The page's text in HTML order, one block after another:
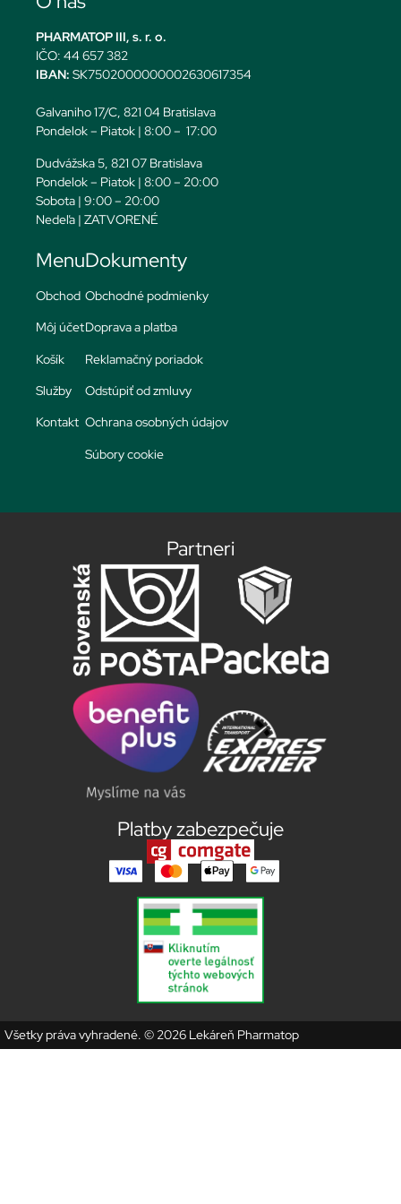
PHARMATOP III, s. r. o.
IČO: 44 657 382
IBAN: SK7502000000002630617354
Galvaniho 17/C, 821 04 Bratislava
Pondelok – Piatok | 8:00 – 17:00
Dudvážska 5, 821 07 Bratislava
Pondelok – Piatok | 8:00 – 20:00
Sobota | 9:00 – 20:00
Nedeľa | ZATVORENÉ
Menu
Obchod
Môj účet
Košík
Služby
Kontakt
Dokumenty
Obchodné podmienky
Doprava a platba
Reklamačný poriadok
Odstúpiť od zmluvy
Ochrana osobných údajov
Súbory cookie
Partneri
Platby zabezpečuje
Všetky práva vyhradené. © 2026 Lekáreň Pharmatop